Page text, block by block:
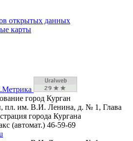
открытых данных
карты
город Курган
пл. им. В.И. Ленина, д. № 1, Глава
города Кургана
(автомат.) 46-59-69